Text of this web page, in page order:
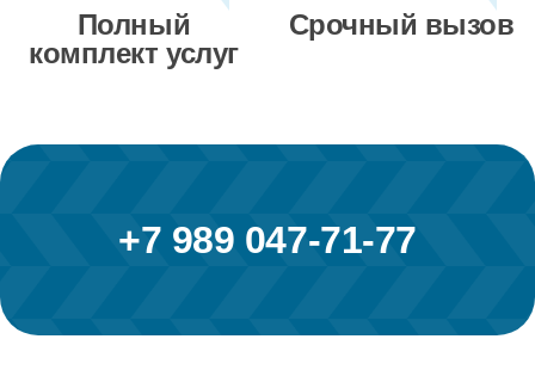
Полный
комплект услуг
Срочный вызов
+7 989 047-71-77